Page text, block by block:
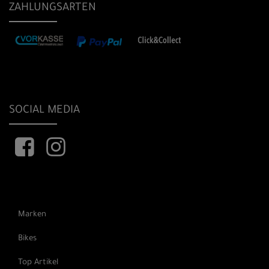
ZAHLUNGSARTEN
SOCIAL MEDIA
Marken
Bikes
Top Artikel